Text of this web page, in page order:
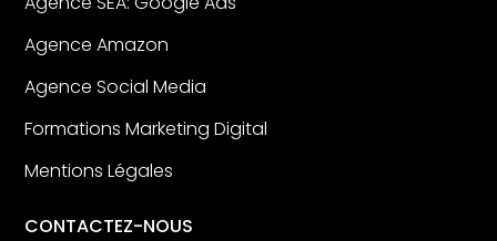
Agence Amazon
Agence Social Media
Formations Marketing Digital
Mentions Légales
CONTACTEZ-NOUS